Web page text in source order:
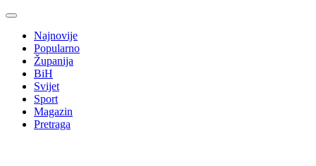
Najnovije
Popularno
Županija
BiH
Svijet
Sport
Magazin
Pretraga